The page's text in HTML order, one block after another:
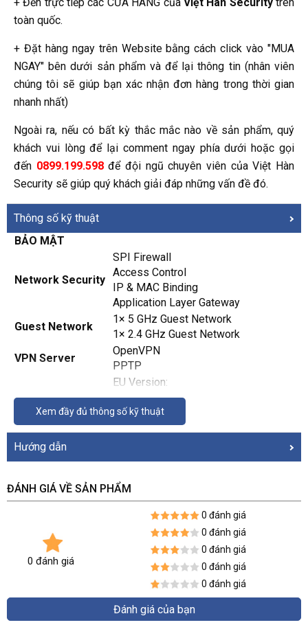
toàn quốc.
+ Đặt hàng ngay trên Website bằng cách click vào "MUA
NGAY" bên dưới sản phẩm và để lại thông tin (nhân viên
chúng tôi sẽ giúp bạn xác nhận đơn hàng trong thời gian
nhanh nhất)
Ngoài ra, nếu có bất kỳ thắc mắc nào về sản phẩm, quý
khách vui lòng để lại comment ngay phía dưới hoặc gọi
đến 0899.199.598 để đội ngũ chuyên viên của Việt Hàn
Security sẽ giúp quý khách giải đáp những vấn đề đó.
Thông số kỹ thuật
BẢO MẬT
Network Security
SPI Firewall
Access Control
IP & MAC Binding
Application Layer Gateway
Guest Network
1× 5 GHz Guest Network
1× 2.4 GHz Guest Network
VPN Server
OpenVPN
PPTP
WiFi Encryption
EU Version:
WPA
WPA2
WPA/WPA2-Enterprise (802.1x)
WPA2
WPA3
Standards
IEEE 802.11ac/n/a 5 GHz
IEEE 802.11n/b/g 2.4 GHz
WiFi Speeds
AC1200
5 GHz: 867 Mbps (802.11ac)
2.4 GHz: 300 Mbps (802.11n)
Xem đầy đủ thông số kỹ thuật
Hướng dẫn
ĐÁNH GIÁ VỀ SẢN PHẨM
0 đánh giá
0 đánh giá
0 đánh giá
0 đánh giá
0 đánh giá
0 đánh giá
Đánh giá của bạn